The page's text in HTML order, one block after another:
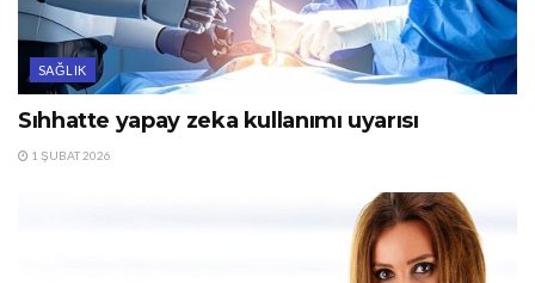
SAĞLIK
Sıhhatte yapay zeka kullanımı uyarısı
1 ŞUBAT 2026